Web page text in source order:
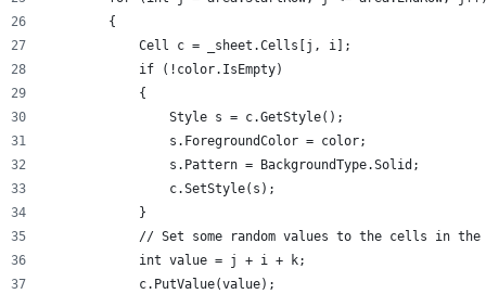
        {
            Cell c = _sheet.Cells[j, i];
            if (!color.IsEmpty)
            {
                Style s = c.GetStyle();
                s.ForegroundColor = color;
                s.Pattern = BackgroundType.Solid;
                c.SetStyle(s);
            }
// Set some random values to the cells in the
            int value = j + i + k;
            c.PutValue(value);